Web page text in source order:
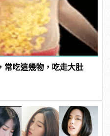
常吃這幾物，吃走大肚